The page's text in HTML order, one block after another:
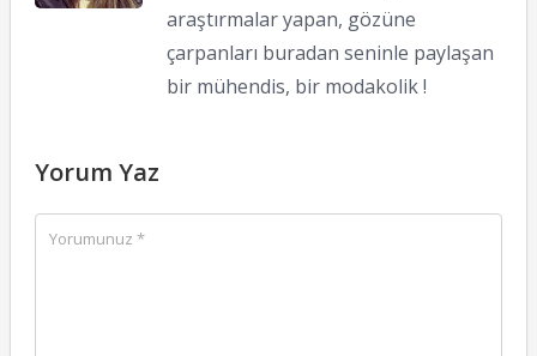
araştırmalar yapan, gözüne
çarpanları buradan seninle paylaşan
bir mühendis, bir modakolik !
Yorum Yaz